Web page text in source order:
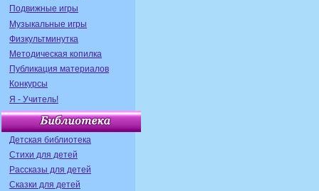
Подвижные игры
Музыкальные игры
Физкультминутка
Методическая копилка
Публикация материалов
Конкурсы
Я - Учитель!
Детская библиотека
Стихи для детей
Рассказы для детей
Сказки для детей